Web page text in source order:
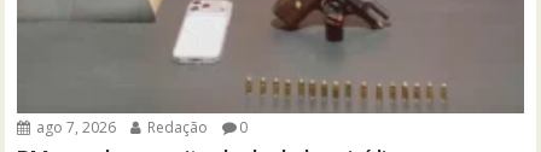
ago 7, 2026 Redação 0